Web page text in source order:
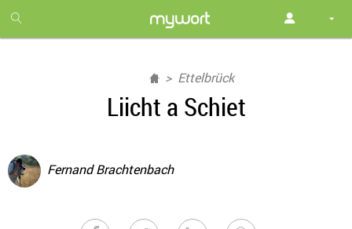
month
free
Ettelbrück
Liicht a Schiet
Fernand Brachtenbach